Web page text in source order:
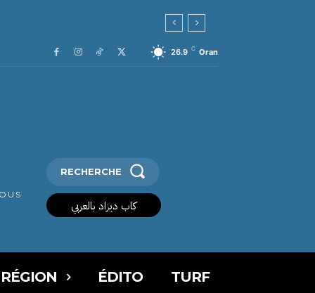
26.9 C Oran
RECHERCHE
كاب ديزاد بالعربي
ÉDITO TURF